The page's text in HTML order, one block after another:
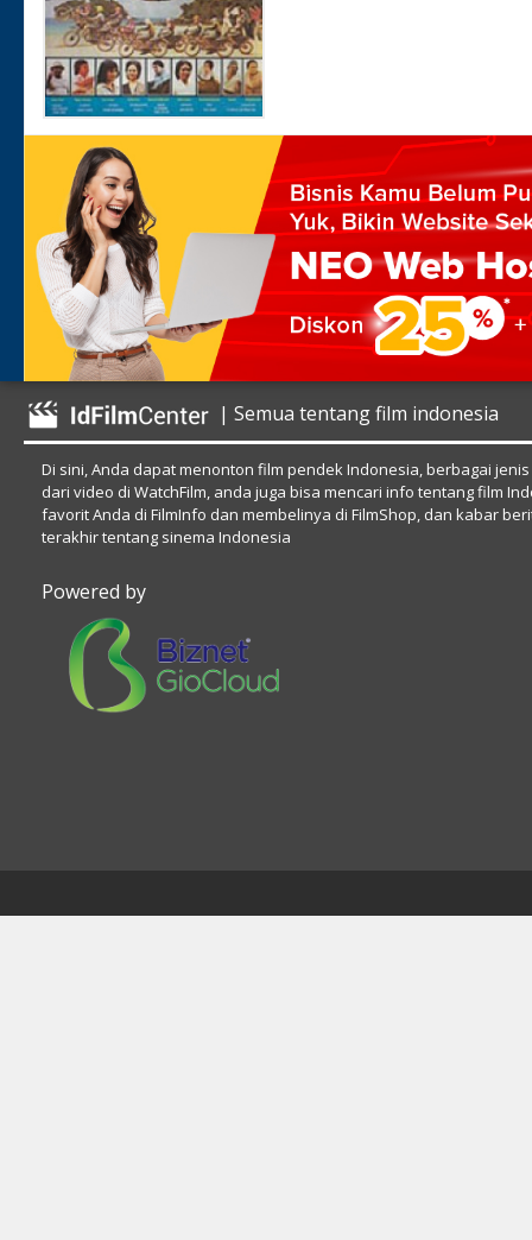
| Semua tentang film indonesia
Di sini, Anda dapat menonton film pendek Indonesia, berbagai
dari video di WatchFilm, anda juga bisa mencari info tentang film
favorit Anda di FilmInfo dan membelinya di FilmShop, dan kabar
terakhir tentang sinema Indonesia
Powered by